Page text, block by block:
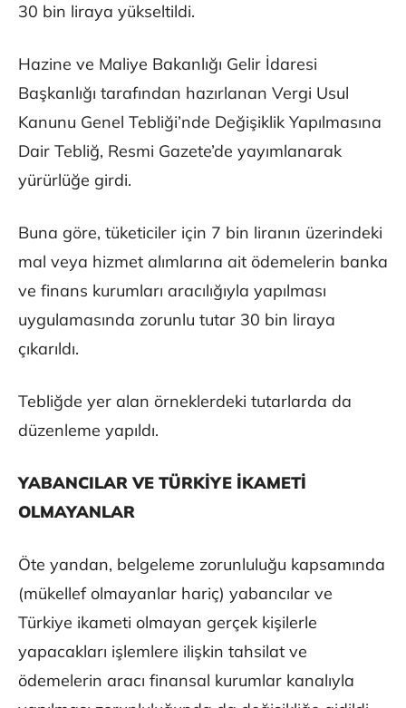
30 bin liraya yükseltildi.
Hazine ve Maliye Bakanlığı Gelir İdaresi
Başkanlığı tarafından hazırlanan Vergi Usul
Kanunu Genel Tebliği’nde Değişiklik Yapılmasına
Dair Tebliğ, Resmi Gazete’de yayımlanarak
yürürlüğe girdi.
Buna göre, tüketiciler için 7 bin liranın üzerindeki
mal veya hizmet alımlarına ait ödemelerin banka
ve finans kurumları aracılığıyla yapılması
uygulamasında zorunlu tutar 30 bin liraya
çıkarıldı.
Tebliğde yer alan örneklerdeki tutarlarda da
düzenleme yapıldı.
YABANCILAR VE TÜRKİYE İKAMETİ
OLMAYANLAR
Öte yandan, belgeleme zorunluluğu kapsamında
(mükellef olmayanlar hariç) yabancılar ve
Türkiye ikameti olmayan gerçek kişilerle
yapacakları işlemlere ilişkin tahsilat ve
ödemelerin aracı finansal kurumlar kanalıyla